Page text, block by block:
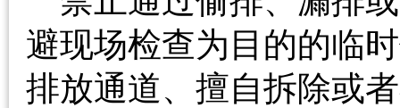
避现场检查为目的的临
排放通道、擅自拆除或